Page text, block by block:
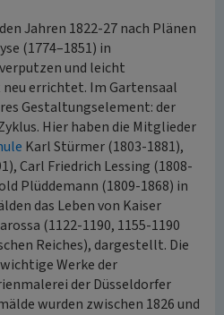
Jahren 1822-27 nach Plänen
(1774–1851) in
und leicht
errichtet. Im Gartensaal
Gestaltungselement: der
Hier haben die Mitglieder
Karl Stürmer (1803-1881),
Carl Friedrich Lessing (1808-
Plüddemann (1809-1868) in
das Leben von Kaiser
(1122-1190, 1155-1190
Reiches), dargestellt. Die
Werke der
der Düsseldorfer
wurden zwischen 1826 und